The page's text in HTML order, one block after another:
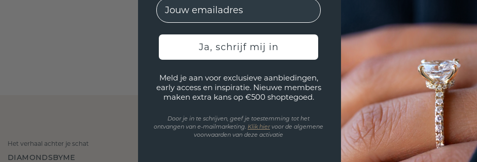
Het verhaal achter je schat
DIAMONDSBYME
EMail
Ja, schrijf mij in
Meld je aan voor exclusieve aanbiedingen,
early access en inspiratie. Nieuwe members
maken extra kans op €500 shoptegoed.
Door je in te schrijven, geef je toestemming tot het
ontvangen van e-mailmarketing. Klik hiervoor de algemene
voorwaarden van deze activatie